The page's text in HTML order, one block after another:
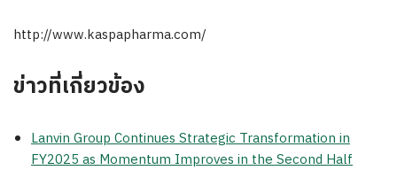
http://www.kaspapharma.com/
ข่าวที่เกี่ยวข้อง
Lanvin Group Continues Strategic Transformation in
FY2025 as Momentum Improves in the Second Half